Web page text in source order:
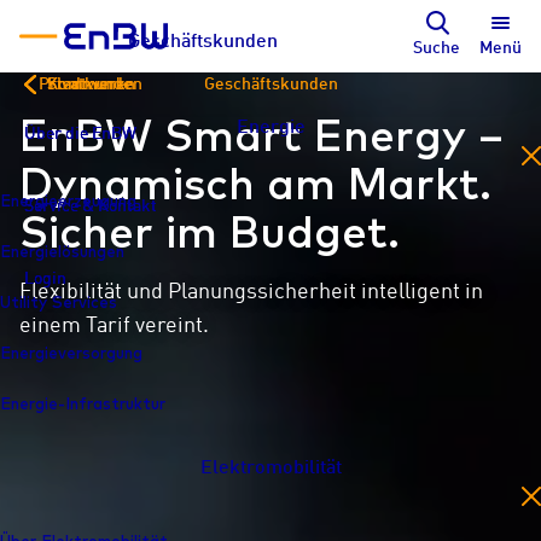
Geschäftskunden Suche Menü
Geschäftskunden
Energie
Energieerzeugung
Energielösungen
Utility Services
Energieversorgung
Energie-Infrastruktur
Elektromobilität
Privatkunden
Über die EnBW
Service & Kontakt
Login
Stadtwerke
Über die EnBW
Service & Kontakt
Login
Kommunen
Über die EnBW
Service & Kontakt
Login
EnBW Smart Energy –
Dynamisch am Markt.
Sicher im Budget.
Flexibilität und Planungssicherheit intelligent in
einem Tarif vereint.